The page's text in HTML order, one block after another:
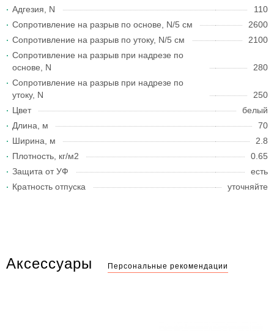
Адгезия, N
110
Сопротивление на разрыв по основе, N/5 см
2600
Сопротивление на разрыв по утоку, N/5 см
2100
Сопротивление на разрыв при надрезе по
основе, N
280
Сопротивление на разрыв при надрезе по
утоку, N
250
Цвет
белый
Длина, м
70
Ширина, м
2.8
Плотность, кг/м2
0.65
Защита от УФ
есть
Кратность отпуска
уточняйте
Аксессуары Персональные рекомендации